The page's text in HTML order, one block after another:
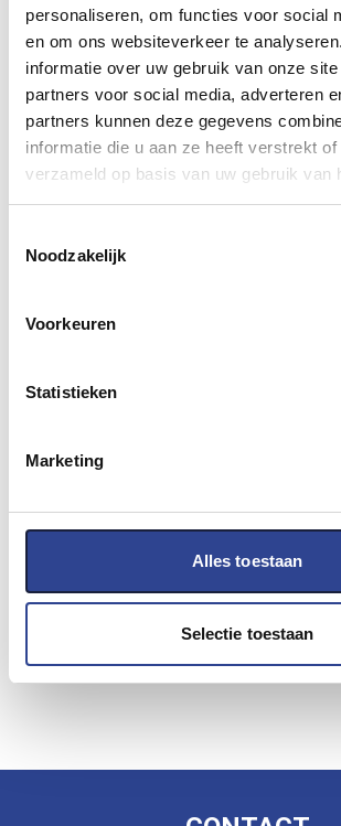
personaliseren, om functies voor social
en om ons websiteverkeer te
informatie over uw gebruik van onze
partners voor social media, adverteren
partners kunnen deze gegevens
informatie die u aan ze heeft verstrekt
verzameld op basis van uw gebruik van
Noodzakelijk
Voorkeuren
Statistieken
Marketing
Alles toestaan
Selectie toestaan
CW-C6000
INKTCARTRIDGES
Epson C6000 series inkt cartridges
voor de Epson CW-C6000 & CW-
Epson ColorWorks labelprinters uit de
Epson ColorWorks CW-C6500
€45,60
BESTELLEN